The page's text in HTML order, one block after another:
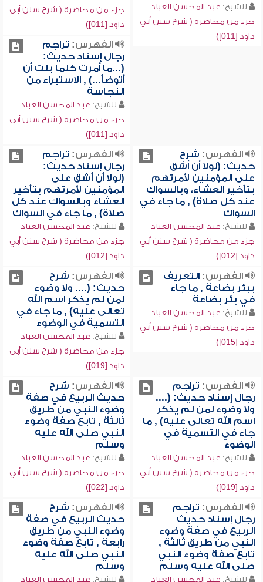
للشيخ: عبد المحسن العباد
جزء من محاضرة ( شرح سنن أبي
داود [011])
جزء من محاضرة ( شرح سنن أبي
داود [011])
الفهرس: تراجم
رجال إسناد حديث:
(...ما أمرت كلما بلت أن
أتوضأ...) , الاستبراء من
النجاسة
للشيخ: عبد المحسن العباد
جزء من محاضرة ( شرح سنن أبي
داود [011])
الفهرس: شرح
حديث: (لولا أن أشق
على المؤمنين لأمرتهم
بتأخير العشاء، وبالسواك
عند كل صلاة) , ما جاء في
السواك
للشيخ: عبد المحسن العباد
جزء من محاضرة ( شرح سنن أبي
داود [012])
الفهرس: تراجم
رجال إسناد حديث:
(لولا أن أشق على
المؤمنين لأمرتهم بتأخير
العشاء وبالسواك عند كل
صلاة) , ما جاء في السواك
للشيخ: عبد المحسن العباد
جزء من محاضرة ( شرح سنن أبي
داود [012])
الفهرس:التعريف
ببئر بضاعة , ما جاء
في بئر بضاعة
للشيخ: عبد المحسن العباد
جزء من محاضرة ( شرح سنن أبي
داود [015])
الفهرس: شرح
حديث: (.... ولا وضوء
لمن لم يذكر اسم الله
تعالى عليه) , ما جاء في
التسمية في الوضوء
للشيخ: عبد المحسن العباد
جزء من محاضرة ( شرح سنن أبي
داود [019])
الفهرس: تراجم
رجال إسناد حديث: (....
ولا وضوء لمن لم يذكر
اسم الله تعالى عليه) , ما
جاء في التسمية في
الوضوء
للشيخ: عبد المحسن العباد
جزء من محاضرة ( شرح سنن أبي
داود [019])
الفهرس: شرح
حديث الربيع في صفة
وضوء النبي من طريق
ثالثة , تابع صفة وضوء
النبي صلى الله عليه
وسلم
للشيخ: عبد المحسن العباد
جزء من محاضرة ( شرح سنن أبي
داود [022])
الفهرس: تراجم
رجال إسناد حديث
الربيع في صفة وضوء
النبي من طريق ثالثة ,
تابع صفة وضوء النبي
صلى الله عليه وسلم
للشيخ: عبد المحسن العباد
الفهرس: شرح
حديث الربيع في صفة
وضوء النبي من طريق
رابعة , تابع صفة وضوء
النبي صلى الله عليه
وسلم
للشيخ: عبد المحسن العباد